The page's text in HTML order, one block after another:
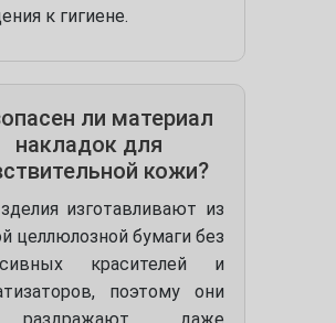
к гигиене.
ли материал
накладок для
кожи?
изготавливают из
целлюлозной бумаги без
красителей и
поэтому они